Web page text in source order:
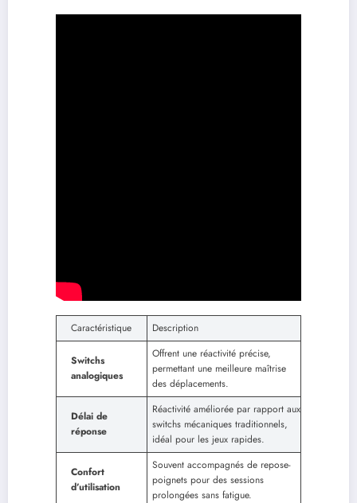
Caractéristique Description
Switchs
analogiques
Offrent une réactivité précise,
permettant une meilleure maîtrise
des déplacements.
Délai de
réponse
Réactivité améliorée par rapport aux
switchs mécaniques traditionnels,
idéal pour les jeux rapides.
Confort
d’utilisation
Souvent accompagnés de repose-
poignets pour des sessions
prolongées sans fatigue.